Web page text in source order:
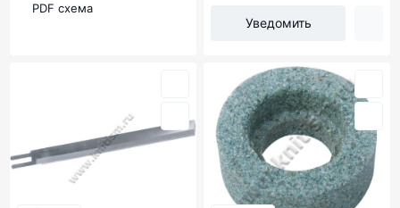
PDF схема
Уведомить